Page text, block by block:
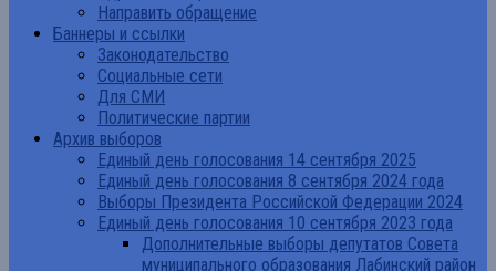
Направить обращение
Баннеры и ссылки
Законодательство
Социальные сети
Для СМИ
Политические партии
Архив выборов
Единый день голосования 14 сентября 2025
Единый день голосования 8 сентября 2024 года
Выборы Президента Российской Федерации 2024
Единый день голосования 10 сентября 2023 года
Дополнительные выборы депутатов Совета
муниципального образования Лабинский район